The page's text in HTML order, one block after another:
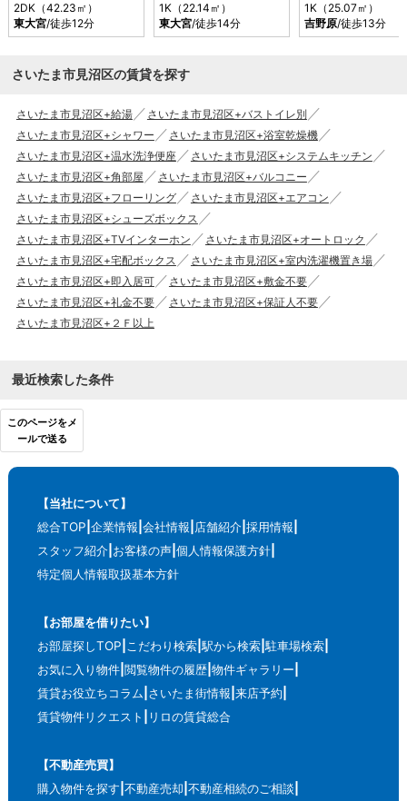
2DK（42.23㎡）
東大宮/徒歩12分
1K（22.14㎡）
東大宮/徒歩14分
1K（25.07㎡）
吉野原/徒歩13分
さいたま市見沼区の賃貸を探す
さいたま市見沼区+給湯
さいたま市見沼区+バストイレ別
さいたま市見沼区+シャワー
さいたま市見沼区+浴室乾燥機
さいたま市見沼区+温水洗浄便座
さいたま市見沼区+システムキッチン
さいたま市見沼区+角部屋
さいたま市見沼区+バルコニー
さいたま市見沼区+フローリング
さいたま市見沼区+エアコン
さいたま市見沼区+シューズボックス
さいたま市見沼区+TVインターホン
さいたま市見沼区+オートロック
さいたま市見沼区+宅配ボックス
さいたま市見沼区+室内洗濯機置き場
さいたま市見沼区+即入居可
さいたま市見沼区+敷金不要
さいたま市見沼区+礼金不要
さいたま市見沼区+保証人不要
さいたま市見沼区+２Ｆ以上
最近検索した条件
このページをメ
ールで送る
【当社について】
総合TOP 企業情報 会社情報 店舗紹介 採用情報
スタッフ紹介 お客様の声 個人情報保護方針
特定個人情報取扱基本方針
【お部屋を借りたい】
お部屋探しTOP こだわり検索 駅から検索 駐車場検索
お気に入り物件 閲覧物件の履歴 物件ギャラリー
賃貸お役立ちコラム さいたま街情報 来店予約
賃貸物件リクエスト
リロの賃貸総合
【不動産売買】
購入物件を探す 不動産売却 不動産相続のご相談